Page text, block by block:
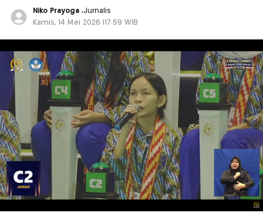
Niko Prayoga ,Jurnalis
Kamis, 14 Mei 2026 |17:59 WIB